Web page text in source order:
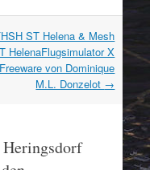
ST Helena & Mesh
HelenaFlugsimulator X
Freeware von Dominique
M.L. Donzelot →